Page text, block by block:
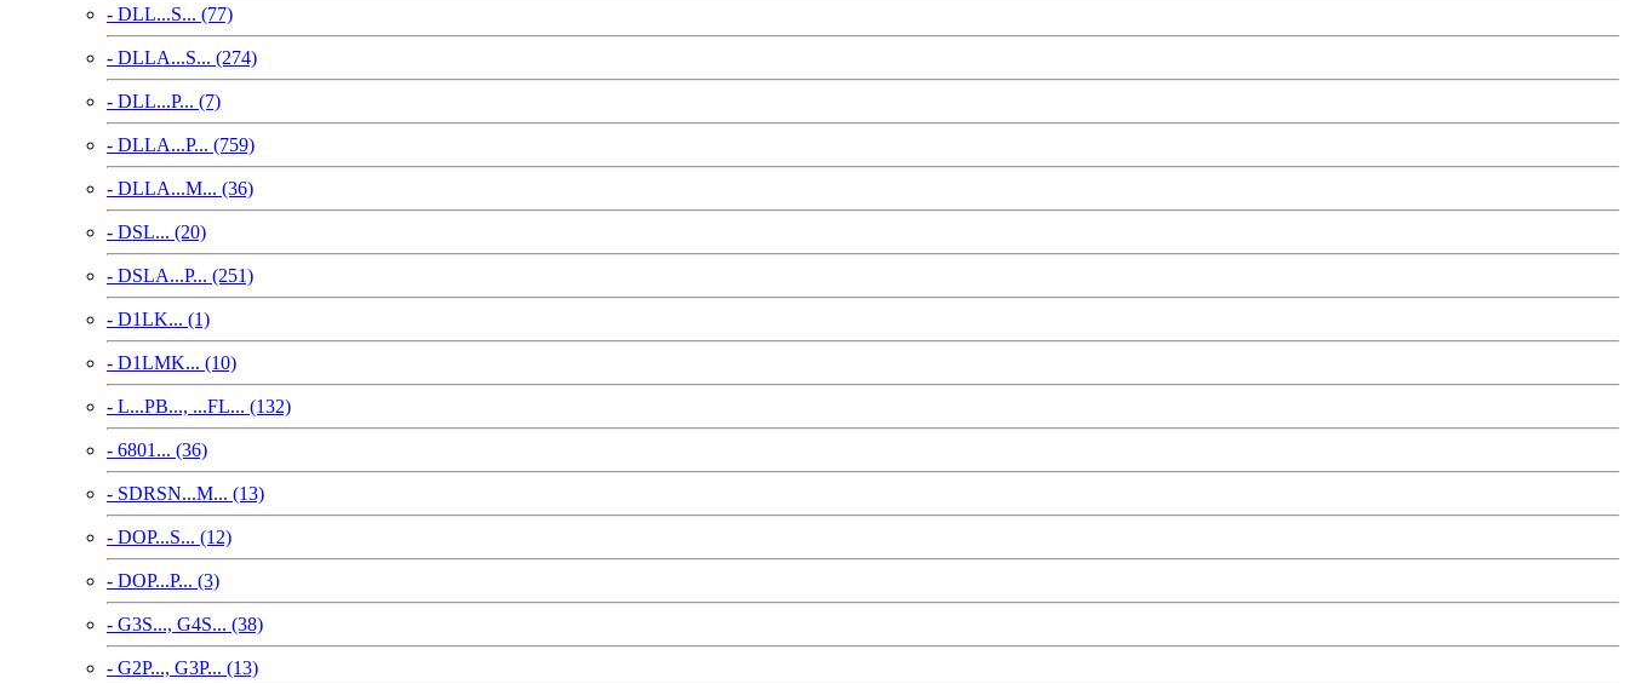
- DLL...S... (77)
- DLLA...S... (274)
- DLL...P... (7)
- DLLA...P... (759)
- DLLA...M... (36)
- DSL... (20)
- DSLA...P... (251)
- D1LK... (1)
- D1LMK... (10)
- L...PB..., ...FL... (132)
- 6801... (36)
- SDRSN...M... (13)
- DOP...S... (12)
- DOP...P... (3)
- G3S..., G4S... (38)
- G2P..., G3P... (13)